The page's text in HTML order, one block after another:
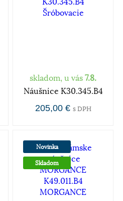
skladom, u vás 7.8.
Náušnice K30.345.B4
205,00 € s DPH
Novinka
Skladom